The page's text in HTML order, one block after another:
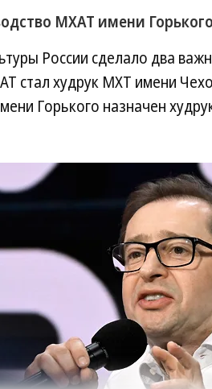
МХАТ имени
России сделало два
стал худрук МХТ имени
Горького назначен